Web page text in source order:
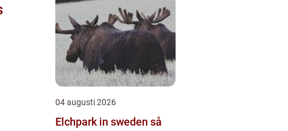
04 augusti 2026
Elchpark in sweden så